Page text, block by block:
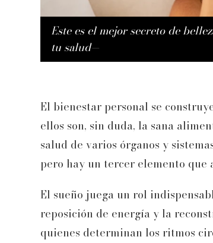
Este es el mejor secreto de
tu salud—
El bienestar personal se
ellos son, sin duda, la sana
salud de varios órganos y
pero hay un tercer elemento que
El sueño juega un rol
reposición de energía y la
quienes determinan los ritmos